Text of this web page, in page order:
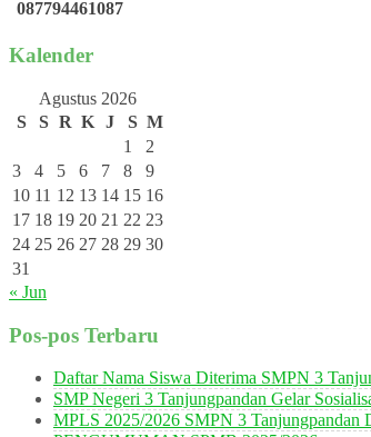
087794461087
Kalender
Agustus 2026
S
S R K J S M
1
2
3
4 5 6 7 8
9
10 11 12 13 14 15 16
17 18 19 20 21 22 23
24 25 26 27 28 29 30
31
« Jun
Pos-pos Terbaru
Daftar Nama Siswa Diterima SMPN 3
SMP Negeri 3 Tanjungpandan Gelar
MPLS 2025/2026 SMPN 3 Tanjungpandan